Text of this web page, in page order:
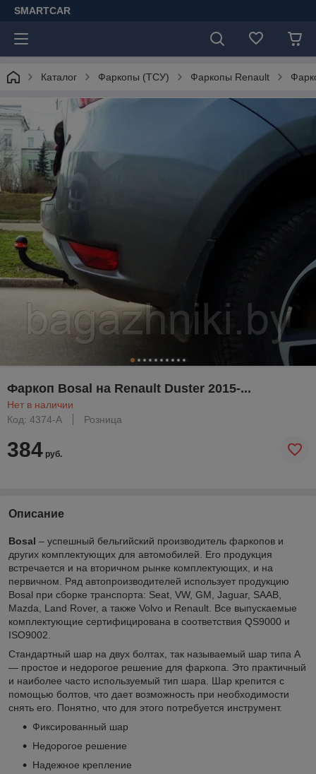
SMARTCAR
Каталог Фаркопы (ТСУ) Фаркопы Renault
Фаркоп Bosal на Renault Duster 2015-...
Нет в наличии
Код: 4374-A
Розница
384 руб.
Описание
Bosal – успешный бельгийский производитель фаркопов и
других комплектующих для автомобилей. Его продукция
встречается и на вторичном рынке комплектующих, и на
первичном. Ряд автопроизводителей использует продукцию
Bosal при сборке транспорта: Seat, VW, GM, Jaguar, SAAB,
Mazda, Land Rover, а также Volvo и Renault. Все выпускаемые
комплектующие сертифицирована в соответствия QS9000 и
ISO9002.
Стандартный шар на двух болтах, так называемый шар типа А
— простое и недорогое решение для фаркопа. Это практичный
и наиболее часто используемый тип шара. Шар крепится с
помощью болтов, что дает возможность при необходимости
снять его. Понятно, что для этого потребуется инструмент.
Фиксированный шар
Недорогое решение
Надежное крепление